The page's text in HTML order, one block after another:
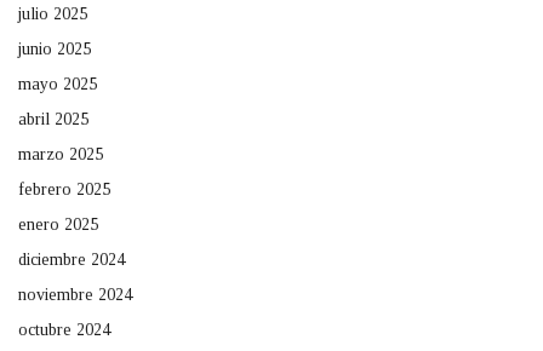
julio 2025
junio 2025
mayo 2025
abril 2025
marzo 2025
febrero 2025
enero 2025
diciembre 2024
noviembre 2024
octubre 2024